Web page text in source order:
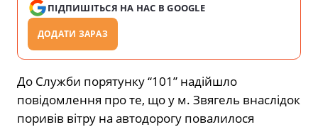
ПІДПИШІТЬСЯ НА НАС В GOOGLE
ДОДАТИ ЗАРАЗ
До Служби порятунку “101” надійшло
повідомлення про те, що у м. Звягель внаслідок
поривів вітру на автодорогу повалилося